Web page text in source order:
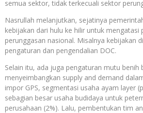
semua sektor, tidak terkecuali sektor
Nasrullah melanjutkan, sejatinya
kebijakan dari hulu ke hilir untuk mengatasi
perunggasan nasional. Misalnya kebijakan
pengaturan dan pengendalian DOC.
Selain itu, ada juga pengaturan mutu benih
menyeimbangkan supply and demand
impor GPS, segmentasi usaha ayam layer
sebagian besar usaha budidaya untuk
perusahaan (2%). Lalu, pembentukan tim